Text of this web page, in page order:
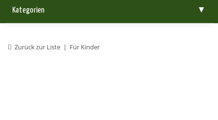
Kategorien ▼
Zurück zur Liste Für Kinder